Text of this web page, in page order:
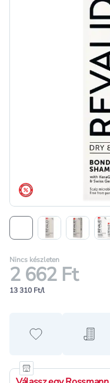
árréscsökkentés
Nincs készleten
2 662 Ft
13 310 Ft/l
Hozzáadás a